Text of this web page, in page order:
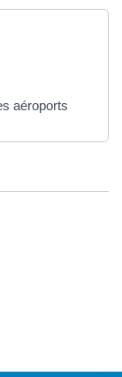
aéroports